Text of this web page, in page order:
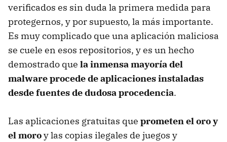
verificados es sin duda la primera medida para
protegernos, y por supuesto, la más importante.
Es muy complicado que una aplicación maliciosa
se cuele en esos repositorios, y es un hecho
demostrado que la inmensa mayoría del
malware procede de aplicaciones instaladas
desde fuentes de dudosa procedencia.
Las aplicaciones gratuitas que prometen el oro y
el moroy las copias ilegales de juegos y